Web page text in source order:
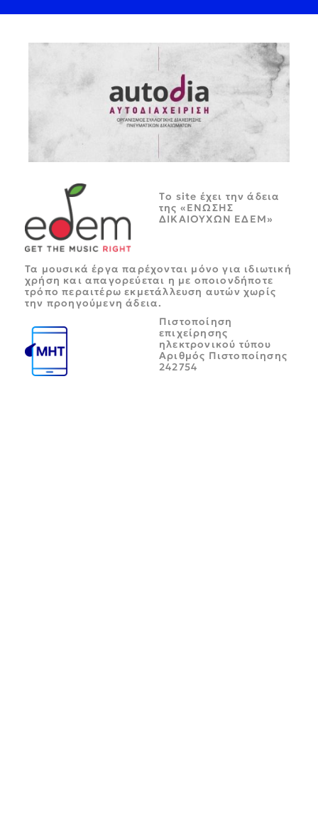
Tο site έχει την άδεια
της «ΕΝΩΣΗΣ
ΔΙΚΑΙΟΥΧΩΝ ΕΔΕΜ»
Τα μουσικά έργα παρέχονται μόνο για ιδιωτική
χρήση και απαγορεύεται η με οποιονδήποτε
τρόπο περαιτέρω εκμετάλλευση αυτών χωρίς
την προηγούμενη άδεια.
Πιστοποίηση
επιχείρησης
ηλεκτρονικού τύπου
Αριθμός Πιστοποίησης
242754